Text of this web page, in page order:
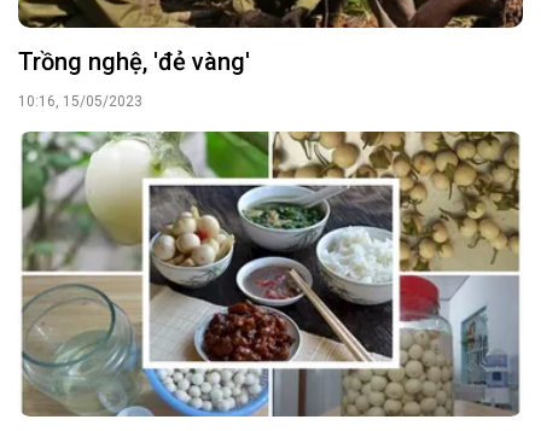
Trồng nghệ, 'đẻ vàng'
10:16, 15/05/2023